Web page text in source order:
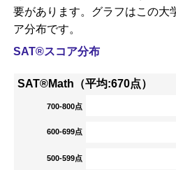
要があります。グラフはこの大
ア分布です。
SAT®スコア分布
SAT®Math（平均:670点）
700-800点
600-699点
500-599点